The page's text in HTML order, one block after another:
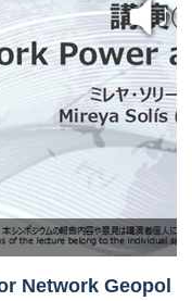
Network Geopol